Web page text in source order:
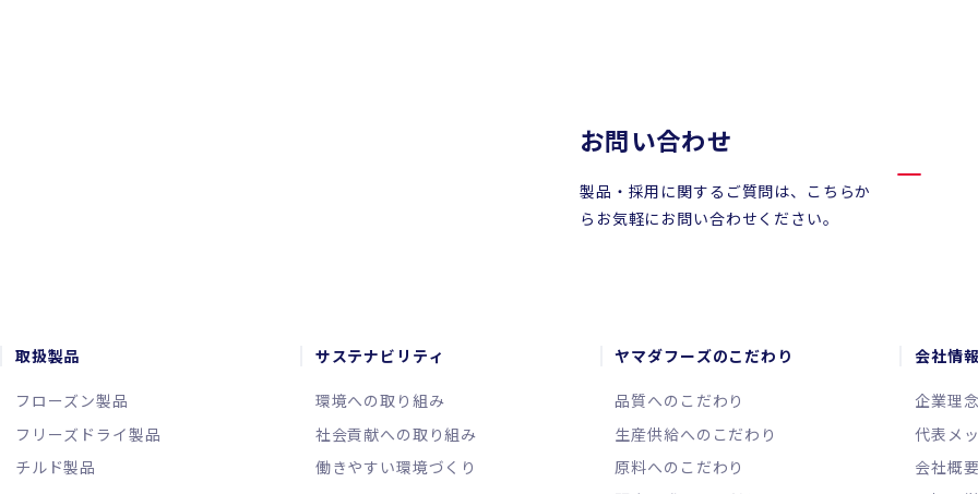
お問い合わせ
製品・採用に関するご質問は、こちらか
らお気軽にお問い合わせください。
取扱製品
フローズン製品
フリーズドライ製品
チルド製品
サステナビリティ
環境への取り組み
社会貢献への取り組み
働きやすい環境づくり
ヤマダフーズのこだわり
品質へのこだわり
生産供給へのこだわり
原料へのこだわり
会社情
企業理
代表メ
会社概